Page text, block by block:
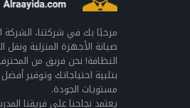
مرحبًا بك في شركتنا، الشركة
صيانة الأجهزة المنزلية
النظافة! نحن فريق من
بتلبية احتياجاتك وتوفير
مستويات الجودة.
يعتمد نجاحنا على فريقنا